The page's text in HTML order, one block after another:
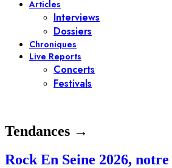
Articles
Interviews
Dossiers
Chroniques
Live Reports
Concerts
Festivals
Tendances →
Rock En Seine 2026,